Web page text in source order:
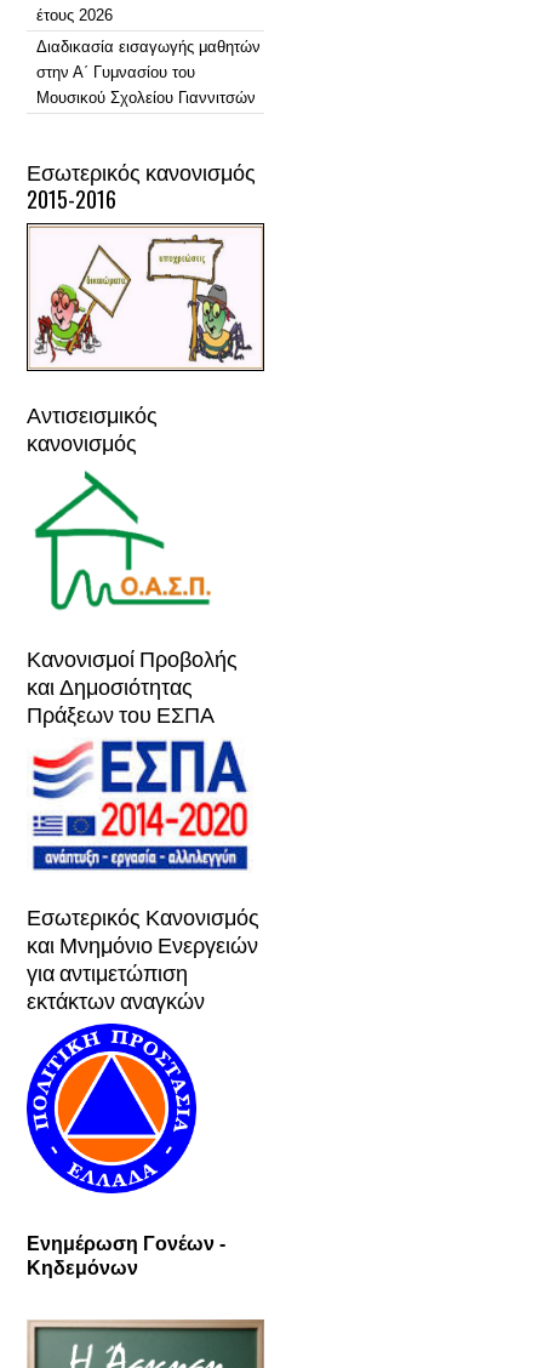
έτους 2026
Διαδικασία εισαγωγής μαθητών
στην Α΄ Γυμνασίου του
Μουσικού Σχολείου Γιαννιτσών
Εσωτερικός κανονισμός
2015-2016
Αντισεισμικός
κανονισμός
Κανονισμοί Προβολής
και Δημοσιότητας
Πράξεων του ΕΣΠΑ
Εσωτερικός Κανονισμός
και Μνημόνιο Ενεργειών
για αντιμετώπιση
εκτάκτων αναγκών
Ενημέρωση Γονέων -
Κηδεμόνων